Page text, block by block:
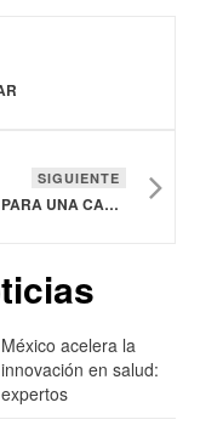
SIGUIENTE
FDA RECIBE DESIGNACIÓN DE VÍA RÁPIDA PARA UNA CANDIDATA A VACUNA CONTRA LA CLAMIDIA DE SANOFI
México acelera la
innovación en salud:
expertos